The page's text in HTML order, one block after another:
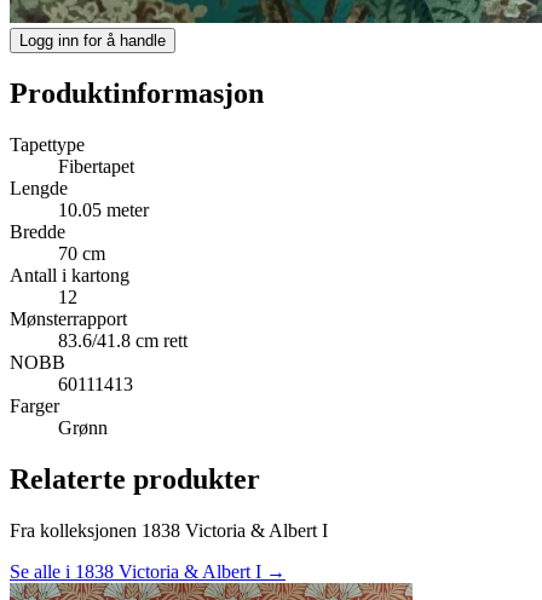
Logg inn for å handle
Produktinformasjon
Tapettype
Fibertapet
Lengde
10.05 meter
Bredde
70 cm
Antall i kartong
12
Mønsterrapport
83.6/41.8 cm rett
NOBB
60111413
Farger
Grønn
Relaterte produkter
Fra kolleksjonen 1838 Victoria & Albert I
Se alle i 1838 Victoria & Albert I →